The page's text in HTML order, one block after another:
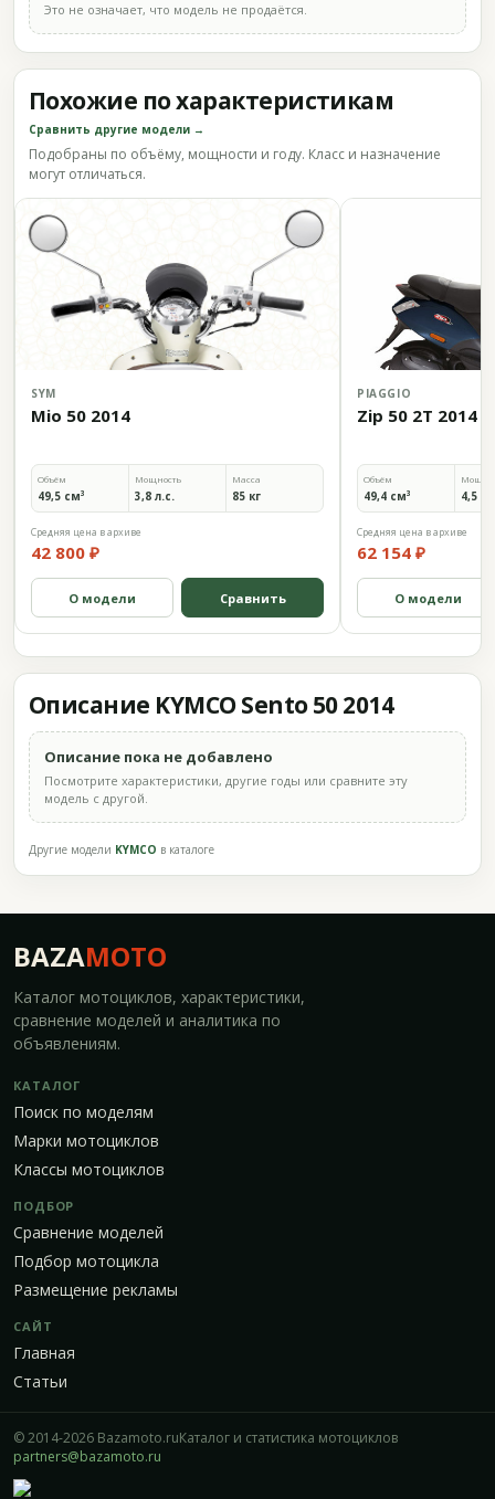
Это не означает, что модель не продаётся.
Похожие по характеристикам
Сравнить другие модели →
Подобраны по объёму, мощности и году. Класс и назначение
могут отличаться.
SYM
Mio 50 2014
Объём
49,5 см³
Мощность
3,8 л.с.
Масса
85 кг
Средняя цена в архиве
42 800 ₽
О модели Сравнить
PIAGGIO
Zip 50 2T 2014
Объём
49,4 см³ 4,5
Средняя цена в архиве
62 154 ₽
О модели
Описание KYMCO Sento 50 2014
Описание пока не добавлено
Посмотрите характеристики, другие годы или сравните эту
модель с другой.
Другие модели KYMCO в каталоге
BAZAMOTO
Каталог мотоциклов, характеристики,
сравнение моделей и аналитика по
объявлениям.
КАТАЛОГ
Поиск по моделям
Марки мотоциклов
Классы мотоциклов
ПОДБОР
Сравнение моделей
Подбор мотоцикла
Размещение рекламы
САЙТ
Главная
Статьи
© 2014-2026 Bazamoto.ruКаталог и статистика мотоциклов
partners@bazamoto.ru